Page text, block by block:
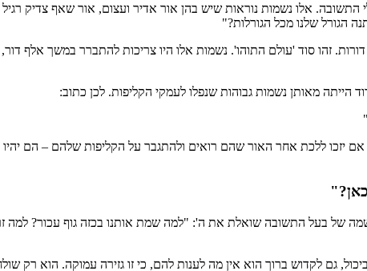
אלו נשמות נוראות שיש בהן אור אדיר ועצום, אור שאף צדיק
הגורל שלנו מכל הגורלות?"
התשובה הם בחינת התתקע"ד (974) דורות. זהו סוד 'עולם התוהו'. נשמות אלו היו
מאותן נשמות גבוהות שנפלו לעמקי הקליפות. לכן כתוב:
אם יזכו ללכת אחר האור שהם רואים ולהתגבר על הקליפות שלהם – הם
של בעל התשובה שואלת את ה': "למה שמת אותנו בכזה גוף עכור? למה
גם לקדוש ברוך הוא אין מה לענות להם, כי זו גזירה עמוקה. הוא רק